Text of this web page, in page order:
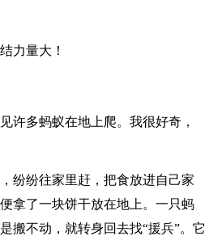
力量大！
许多蚂蚁在地上爬。我很好奇，
纷纷往家里赶，把食放进自己家
拿了一块饼干放在地上。一只蚂
搬不动，就转身回去找“援兵”。它